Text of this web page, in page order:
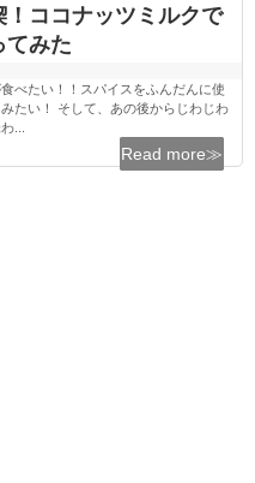
！ココナッツミルクで
てみた
べたい！！スパイスをふんだんに使
たい！ そして、あの後からじわじわ
...
Read more≫